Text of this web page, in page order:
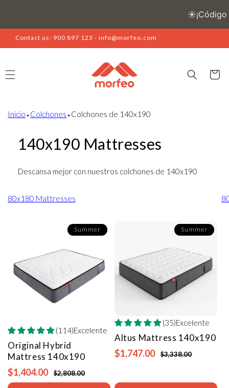
Contact us: 900 897 123 - info@morfeo.com
Cart
Inicio⬩Colchones⬩Colchones de 140x190
140x190 Mattresses
Descansa mejor con nuestros colchones de 140x190
80x180 Mattresses
Summer
(114)Excelente
Original Hybrid
Mattress 140x190
$1,404.00 $2,808.00
Summer
(35)Excelente
Altus Mattress 140x190
$1,747.00 $3,338.00